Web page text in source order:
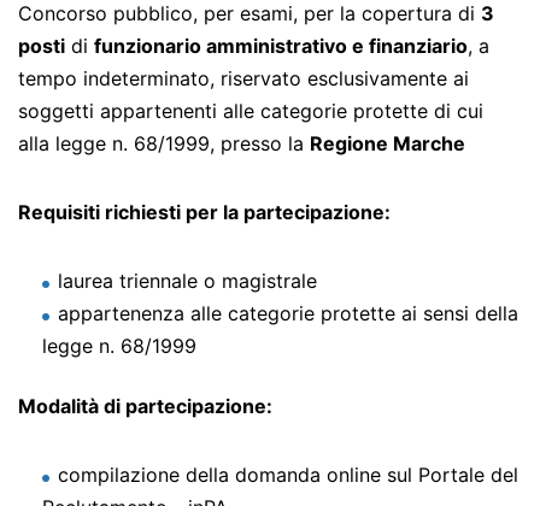
Concorso pubblico, per esami, per la copertura di 3
posti di funzionario amministrativo e finanziario, a
tempo indeterminato, riservato esclusivamente ai
soggetti appartenenti alle categorie protette di cui
alla legge n. 68/1999, presso la Regione Marche
Requisiti richiesti per la partecipazione:
laurea triennale o magistrale
appartenenza alle categorie protette ai sensi della
legge n. 68/1999
Modalità di partecipazione:
compilazione della domanda online sul Portale del